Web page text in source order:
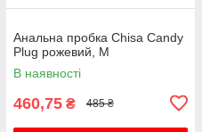
Анальна пробка Chisa Candy
Plug рожевий, M
В наявності
460,75 ₴ 485 ₴